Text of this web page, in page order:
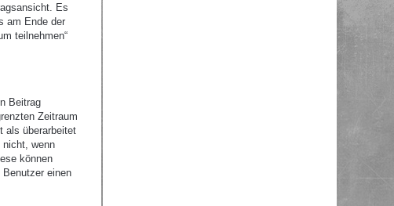
Es
am Ende der
teilnehmen“
Beitrag
Zeitraum
als überarbeitet
nicht, wenn
können
einen